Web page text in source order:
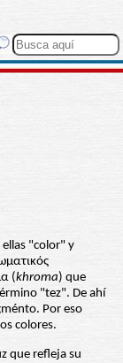
ellas "color" y
(khroma) que
"tez". De ahí
Por eso
colores.
que refleja su